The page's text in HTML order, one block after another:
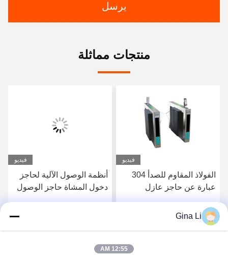
يرسل
منتجات مماثلة
فيديو
الفولاذ المقاوم للصدأ 304
عبارة عن حاجز عازل
فيديو
أنظمة الوصول الآلية لحاجز
دخول المشاة حاجز الوصول
Gina Li
12:55 AM